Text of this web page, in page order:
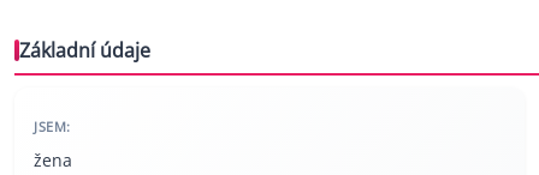
Základní údaje
JSEM:
žena